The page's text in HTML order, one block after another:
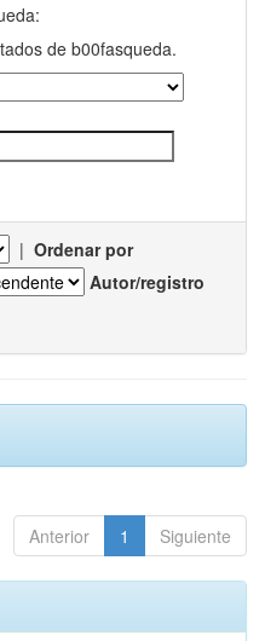
de b00fasqueda.
| Ordenar por
Autor/registro
Anterior 1 Siguiente